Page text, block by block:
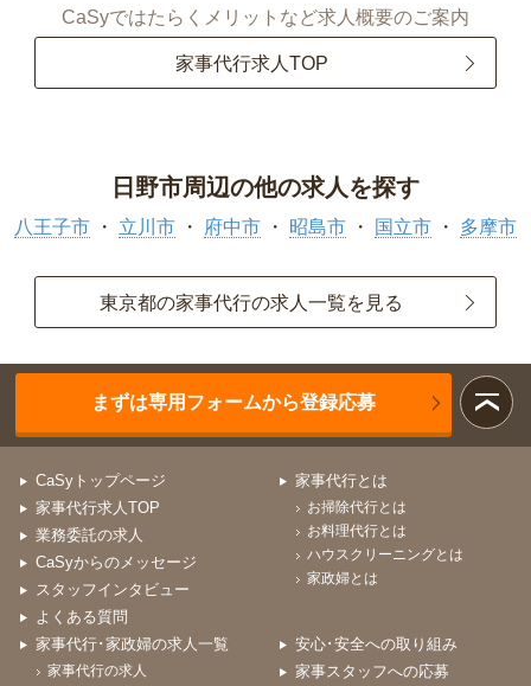
CaSyではたらくメリットなど求人概要のご案内
家事代行求人TOP
日野市周辺の他の求人を探す
八王子市 立川市 府中市 昭島市 国立市 多摩市
東京都の家事代行の求人一覧を見る
まずは専用フォームから登録応募
CaSyトップページ
家事代行求人TOP
業務委託の求人
CaSyからのメッセージ
スタッフインタビュー
よくある質問
家事代行とは
お掃除代行とは
お料理代行とは
ハウスクリーニングとは
家政婦とは
家事代行･家政婦の求人一覧
家事代行の求人
安心･安全への取り組み
家事スタッフへの応募